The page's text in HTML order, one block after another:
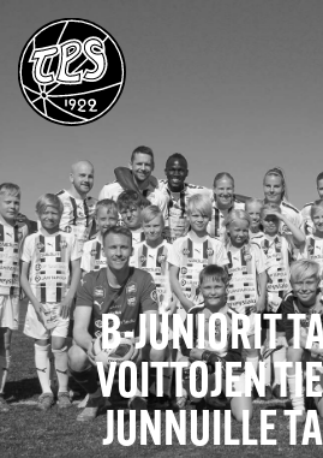
B-JUNIORIT
VOITTOJEN
JUNNUILLE